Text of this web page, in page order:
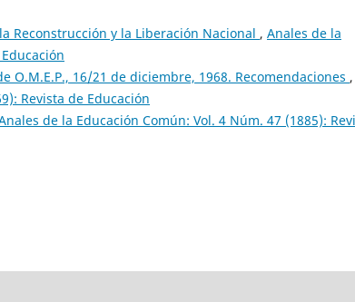
Reconstrucción y la Liberación Nacional , Anales de la
O.M.E.P., 16/21 de diciembre, 1968. Recomendaciones ,
Revista de Educación
de la Educación Común: Vol. 4 Núm. 47 (1885):